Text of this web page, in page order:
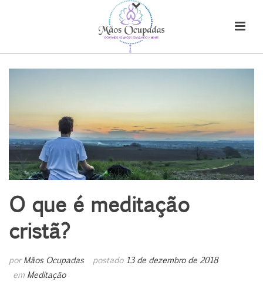
O que é meditação
cristã?
porMãos Ocupadas postado 13 de dezembro de 2018
em Meditação